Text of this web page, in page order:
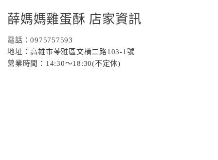
薛媽媽雞蛋酥 店家資訊
電話：0975757593
地址：高雄市苓雅區文橫二路103-1號
營業時間：14:30～18:30(不定休)